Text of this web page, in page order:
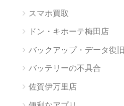
スマホ買取
ドン・キホーテ梅田店
バックアップ・データ復旧
バッテリーの不具合
佐賀伊万里店